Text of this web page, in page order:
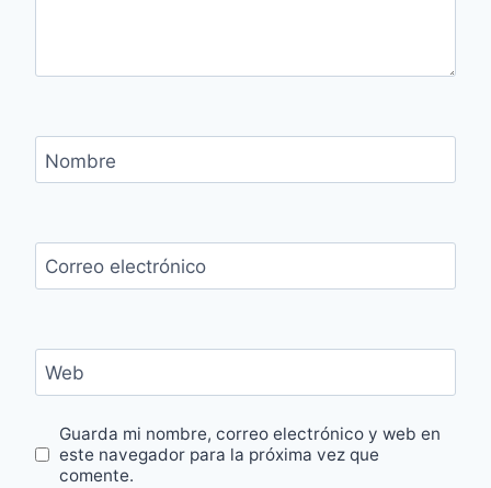
Nombre
Correo electrónico
Web
Guarda mi nombre, correo electrónico y web en
este navegador para la próxima vez que
comente.